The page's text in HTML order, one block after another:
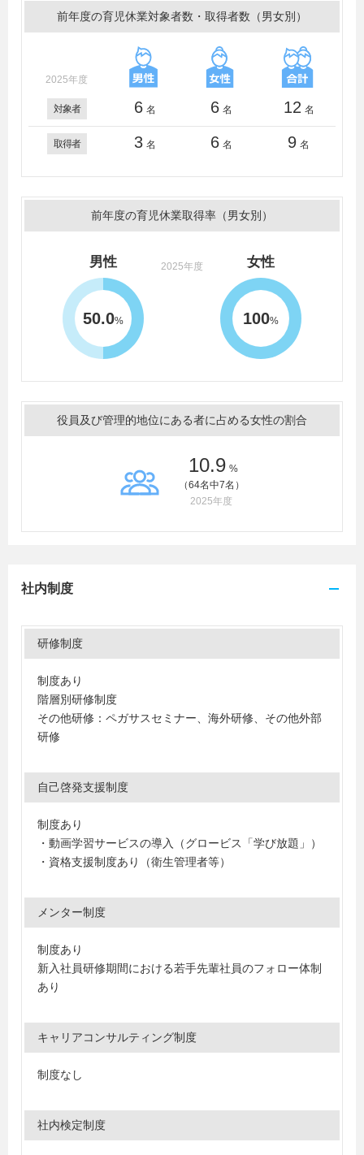
前年度の育児休業対象者数・取得者数（男女別）
2025年度
対象者 6 名 6 名 12 名
取得者 3 名 6 名 9 名
前年度の育児休業取得率（男女別）
2025年度
男性
50.0%
女性
100%
役員及び管理的地位にある者に占める女性の割合
10.9 %
（64名中7名）
2025年度
社内制度
研修制度
制度あり
階層別研修制度
その他研修：ペガサスセミナー、海外研修、その他外部
研修
自己啓発支援制度
制度あり
・動画学習サービスの導入（グロービス「学び放題」）
・資格支援制度あり（衛生管理者等）
メンター制度
制度あり
新入社員研修期間における若手先輩社員のフォロー体制
あり
キャリアコンサルティング制度
制度なし
社内検定制度